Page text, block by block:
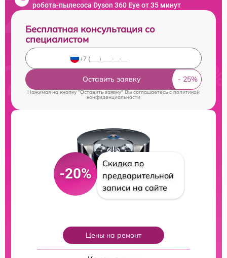
робота-пылесоса Dyson 360 Eye от 35 минут
Бесплатная консультация со
специалистом
Оставить заявку
Нажимая на кнопку "Оставить заявку" Вы соглашаетесь cполитикой
конфиденциальности
-20%
Скидка по
предварительной
записи на сайте
Цены на ремонт